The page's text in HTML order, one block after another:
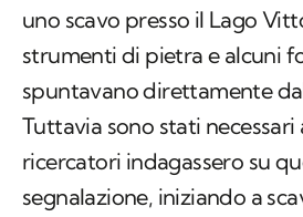
uno scavo presso il Lago
strumenti di pietra e alcuni
spuntavano direttamente
Tuttavia sono stati necessari
ricercatori indagassero su
segnalazione, iniziando a